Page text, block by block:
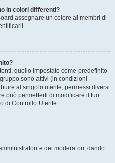
in colori differenti?
assegnare un colore ai membri di
quello impostato come predefinito
sono attivi (in condizioni
al singolo utente, permessi diversi
può permetterti di modificare il tuo
di Controllo Utente.
e dei moderatori, dando